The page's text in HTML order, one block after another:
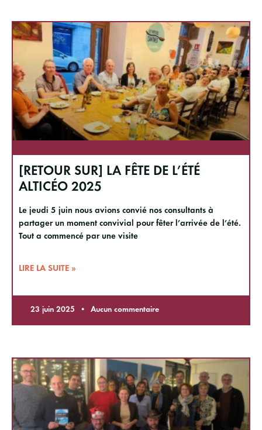
[RETOUR SUR] LA FÊTE DE L’ÉTÉ
ALTICÉO 2025
Le jeudi 5 juin nous avions convié nos consultants à
partager un moment convivial pour fêter l’arrivée de l’été.
Tout a commencé par une visite
LIRE LA SUITE »
23 juin 2025 Aucun commentaire